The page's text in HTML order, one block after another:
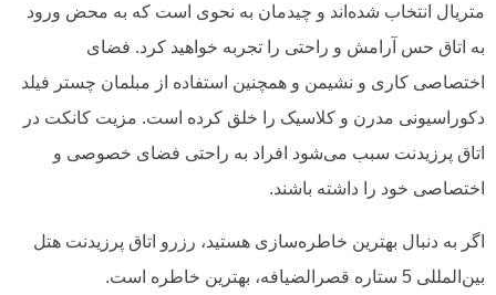
متریال انتخاب شده‌اند و چیدمان به نحوی است که به محض ورود
به اتاق حس آرامش و راحتی را تجربه خواهید کرد. فضای
اختصاصی کاری و نشیمن و همچنین استفاده از مبلمان چستر فیلد
دکوراسیونی مدرن و کلاسیک را خلق کرده است. مزیت کانکت در
اتاق پرزیدنت سبب می‌شود افراد به راحتی فضای خصوصی و
اختصاصی خود را داشته باشند.
اگر به دنبال بهترین خاطره‌سازی هستید، رزرو اتاق پرزیدنت هتل
بین‌المللی 5 ستاره قصرالضیافه، بهترین خاطره است.